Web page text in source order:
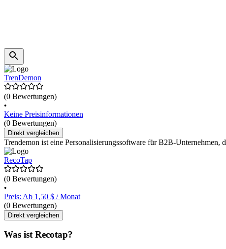
TrenDemon
(0 Bewertungen)
•
Keine Preisinformationen
(0 Bewertungen)
Direkt vergleichen
Trendemon ist eine Personalisierungssoftware für B2B-
RecoTap
(0 Bewertungen)
•
Preis: Ab 1,50 $ / Monat
(0 Bewertungen)
Direkt vergleichen
Was ist Recotap?